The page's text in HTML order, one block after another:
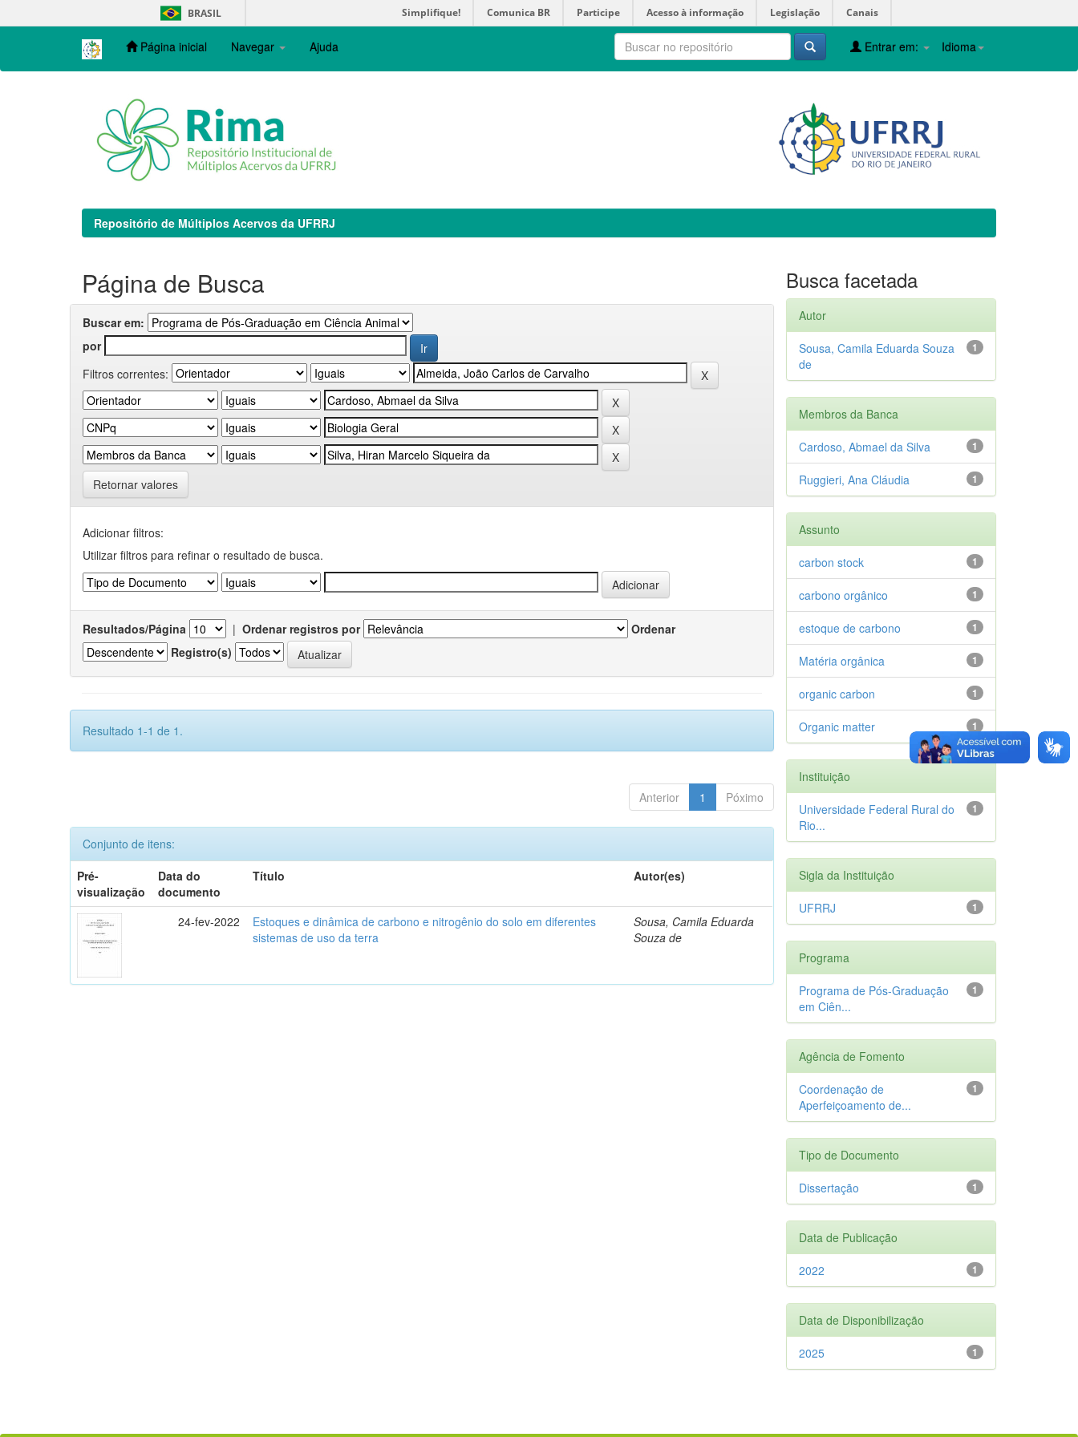
navigation
BRASIL Simplifique! Comunica BR Participe Acesso à informação Legislação Canais
Página inicial Navegar Ajuda Idioma
Entrar em:
Repositório de Múltiplos Acervos da UFRRJ
Página de Busca
Buscar em:
por
Filtros correntes:
Retornar valores
Adicionar filtros:
Utilizar filtros para refinar o resultado de busca.
Resultados/Página | Ordenar registros por
Ordenar
Registro(s)
Resultado 1-1 de 1.
Anterior 1 Póximo
Conjunto de itens:
Pré-
visualização
Data do
documento
Título Autor(es)
24-fev-2022
Estoques e dinâmica de carbono e nitrogênio do solo em diferentes
sistemas de uso da terra
Sousa, Camila Eduarda
Souza de
Busca facetada
Autor
1
Sousa, Camila Eduarda Souza
de
Membros da Banca
1
Cardoso, Abmael da Silva
1
Ruggieri, Ana Cláudia
Assunto
1
carbon stock
1
carbono orgânico
1
estoque de carbono
1
Matéria orgânica
1
organic carbon
1
Organic matter
Instituição
1
Universidade Federal Rural do
Rio...
Sigla da Instituição
1
UFRRJ
Programa
1
Programa de Pós-Graduação
em Ciên...
Agência de Fomento
1
Coordenação de
Aperfeiçoamento de...
Tipo de Documento
1
Dissertação
Data de Publicação
1
2022
Data de Disponibilização
1
2025